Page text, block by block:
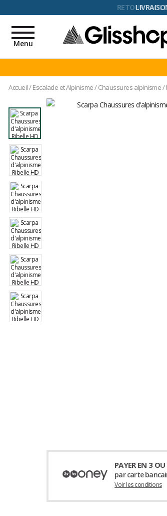
RETOUR
Toggle
navigation
Menu
Accueil/Escalade et Alpinisme/Chaussures alpinisme/
PAYER EN 3
par carte
Voir les conditions